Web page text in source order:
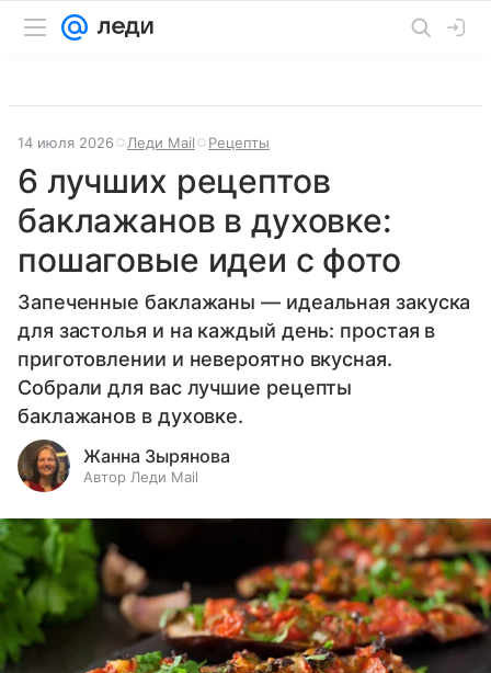
14 июля 2026 Леди Mail Рецепты
6 лучших рецептов
баклажанов в духовке:
пошаговые идеи с фото
Запеченные баклажаны — идеальная закуска
для застолья и на каждый день: простая в
приготовлении и невероятно вкусная.
Собрали для вас лучшие рецепты
баклажанов в духовке.
Жанна Зырянова
Автор Леди Mail